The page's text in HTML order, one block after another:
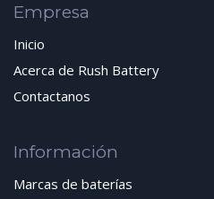
Empresa
Inicio
Acerca de Rush Battery
Contactanos
Información
Marcas de baterías